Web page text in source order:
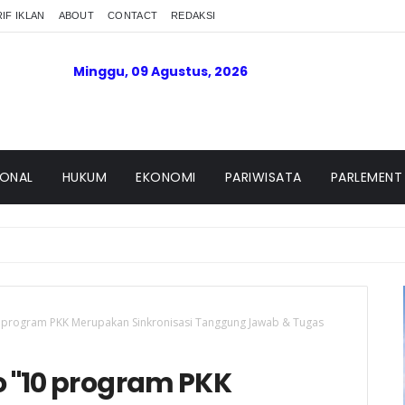
IKLAN ABOUT CONTACT REDAKSI
Minggu, 09 Agustus, 2026
HUKUM EKONOMI PARIWISATA PARLEMENT
PKK Merupakan Sinkronisasi Tanggung Jawab & Tugas
program PKK